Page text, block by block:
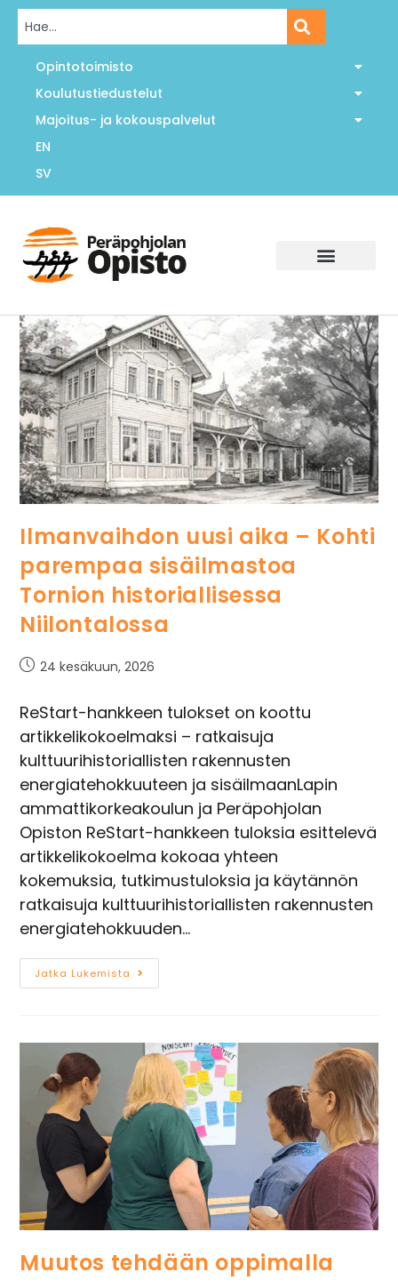
Opintotoimisto
Koulutustiedustelut
Majoitus- ja kokouspalvelut
EN
SV
Ilmanvaihdon uusi aika – Kohti
parempaa sisäilmastoa
Tornion historiallisessa
Niilontalossa
24 kesäkuun, 2026
ReStart-hankkeen tulokset on koottu
artikkelikokoelmaksi – ratkaisuja
kulttuurihistoriallisten rakennusten
energiatehokkuuteen ja sisäilmaanLapin
ammattikorkeakoulun ja Peräpohjolan
Opiston ReStart-hankkeen tuloksia esittelevä
artikkelikokoelma kokoaa yhteen
kokemuksia, tutkimustuloksia ja käytännön
ratkaisuja kulttuurihistoriallisten rakennusten
energiatehokkuuden…
Jatka Lukemista
Muutos tehdään oppimalla